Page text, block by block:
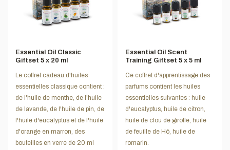
Essential Oil Classic
Giftset 5 x 20 ml
Le coffret cadeau d'huiles
essentielles classique contient :
de l'huile de menthe, de l'huile
de lavande, de l'huile de pin, de
l'huile d'eucalyptus et de l'huile
d'orange en marron, des
bouteilles en verre de 20 ml
Essential Oil Scent
Training Giftset 5 x 5 ml
Ce coffret d'apprentissage des
parfums contient les huiles
essentielles suivantes : huile
d'eucalyptus, huile de citron,
huile de clou de girofle, huile
de feuille de Hô, huile de
romarin.